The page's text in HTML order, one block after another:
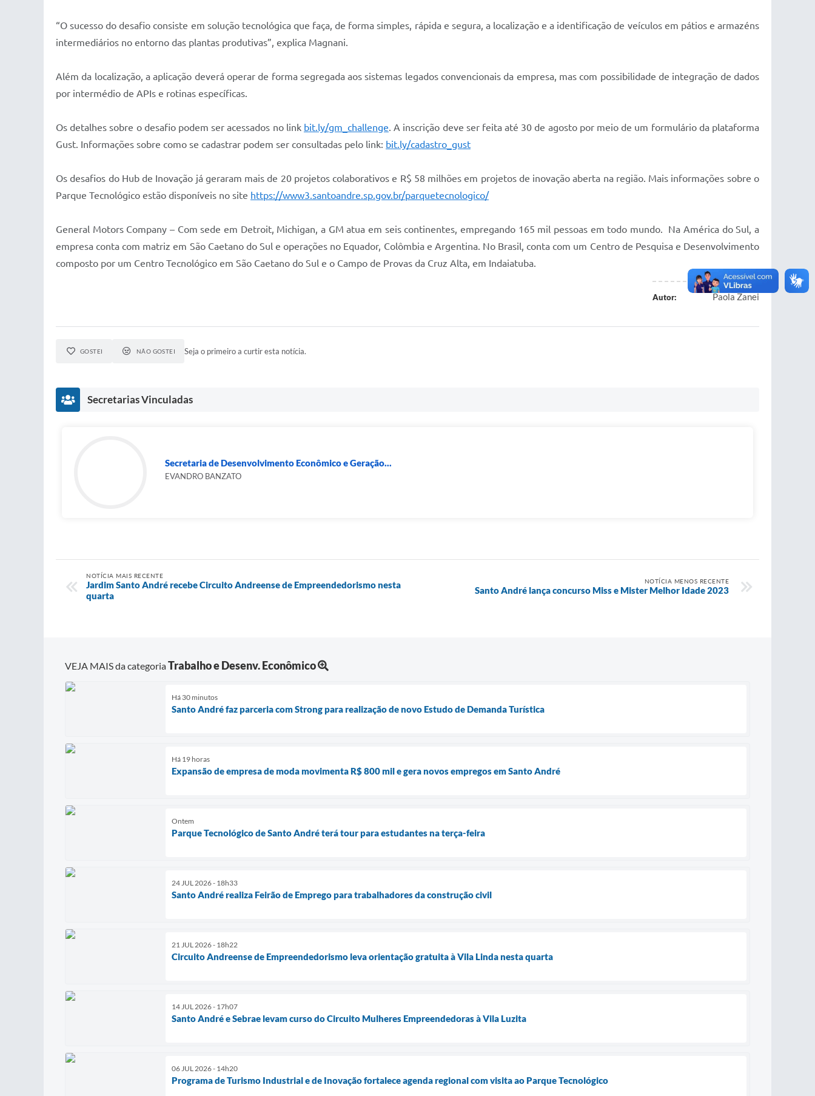
“O sucesso do desafio consiste em solução tecnológica que faça, de forma simples, rápida e segura, a localização e a identificação de veículos em pátios e armazéns
intermediários no entorno das plantas produtivas”, explica Magnani.
Além da localização, a aplicação deverá operar de forma segregada aos sistemas legados convencionais da empresa, mas com possibilidade de integração de dados
por intermédio de APIs e rotinas específicas.
Os detalhes sobre o desafio podem ser acessados no link bit.ly/gm_challenge. A inscrição deve ser feita até 30 de agosto por meio de um formulário da plataforma
Gust. Informações sobre como se cadastrar podem ser consultadas pelo link: bit.ly/cadastro_gust
Os desafios do Hub de Inovação já geraram mais de 20 projetos colaborativos e R$ 58 milhões em projetos de inovação aberta na região. Mais informações sobre o
Parque Tecnológico estão disponíveis no site https://www3.santoandre.sp.gov.br/parquetecnologico/
General Motors Company – Com sede em Detroit, Michigan, a GM atua em seis continentes, empregando 165 mil pessoas em todo mundo. Na América do Sul, a
empresa conta com matriz em São Caetano do Sul e operações no Equador, Colômbia e Argentina. No Brasil, conta com um Centro de Pesquisa e Desenvolvimento
composto por um Centro Tecnológico em São Caetano do Sul e o Campo de Provas da Cruz Alta, em Indaiatuba.
Autor: Paola Zanei
GOSTEI NÃO GOSTEI Seja o primeiro a curtir esta notícia.
Secretarias Vinculadas
Secretaria de Desenvolvimento Econômico e Geração...
EVANDRO BANZATO
NOTÍCIA MAIS RECENTE
Jardim Santo André recebe Circuito Andreense de Empreendedorismo nesta
quarta
NOTÍCIA MENOS RECENTE
Santo André lança concurso Miss e Mister Melhor Idade 2023
VEJA MAIS da categoriaTrabalho e Desenv. Econômico
Há 30 minutos
Santo André faz parceria com Strong para realização de novo Estudo de Demanda Turística
Há 19 horas
Expansão de empresa de moda movimenta R$ 800 mil e gera novos empregos em Santo André
Ontem
Parque Tecnológico de Santo André terá tour para estudantes na terça-feira
24 JUL 2026 - 18h33
Santo André realiza Feirão de Emprego para trabalhadores da construção civil
21 JUL 2026 - 18h22
Circuito Andreense de Empreendedorismo leva orientação gratuita à Vila Linda nesta quarta
14 JUL 2026 - 17h07
Santo André e Sebrae levam curso do Circuito Mulheres Empreendedoras à Vila Luzita
06 JUL 2026 - 14h20
Programa de Turismo Industrial e de Inovação fortalece agenda regional com visita ao Parque Tecnológico